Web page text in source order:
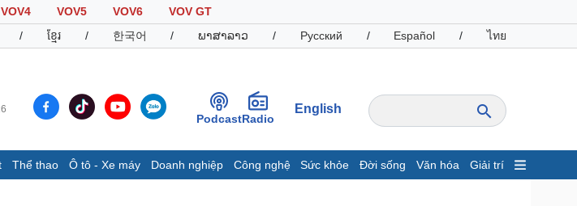
VOV4 VOV5 VOV6
VOV GT
/ ខ្មែរ / 한국어 / ພາສາລາວ / Русский / Español / ไทย
PodcastRadio
English
Thể thao Ô tô - Xe máy Doanh nghiệp Công nghệ Sức khỏe Đời sống Văn hóa Giải trí